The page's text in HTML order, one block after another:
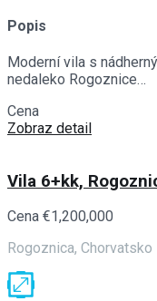
Popis
Moderní vila s
nedaleko Rogoznice…
Cena
Zobraz detail
Vila 6+kk,
Cena €1,200,000
Rogoznica, Chorvatsko